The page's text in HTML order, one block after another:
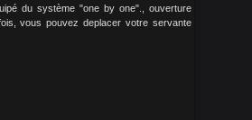
du système "one by one"., ouverture
vous pouvez deplacer votre servante